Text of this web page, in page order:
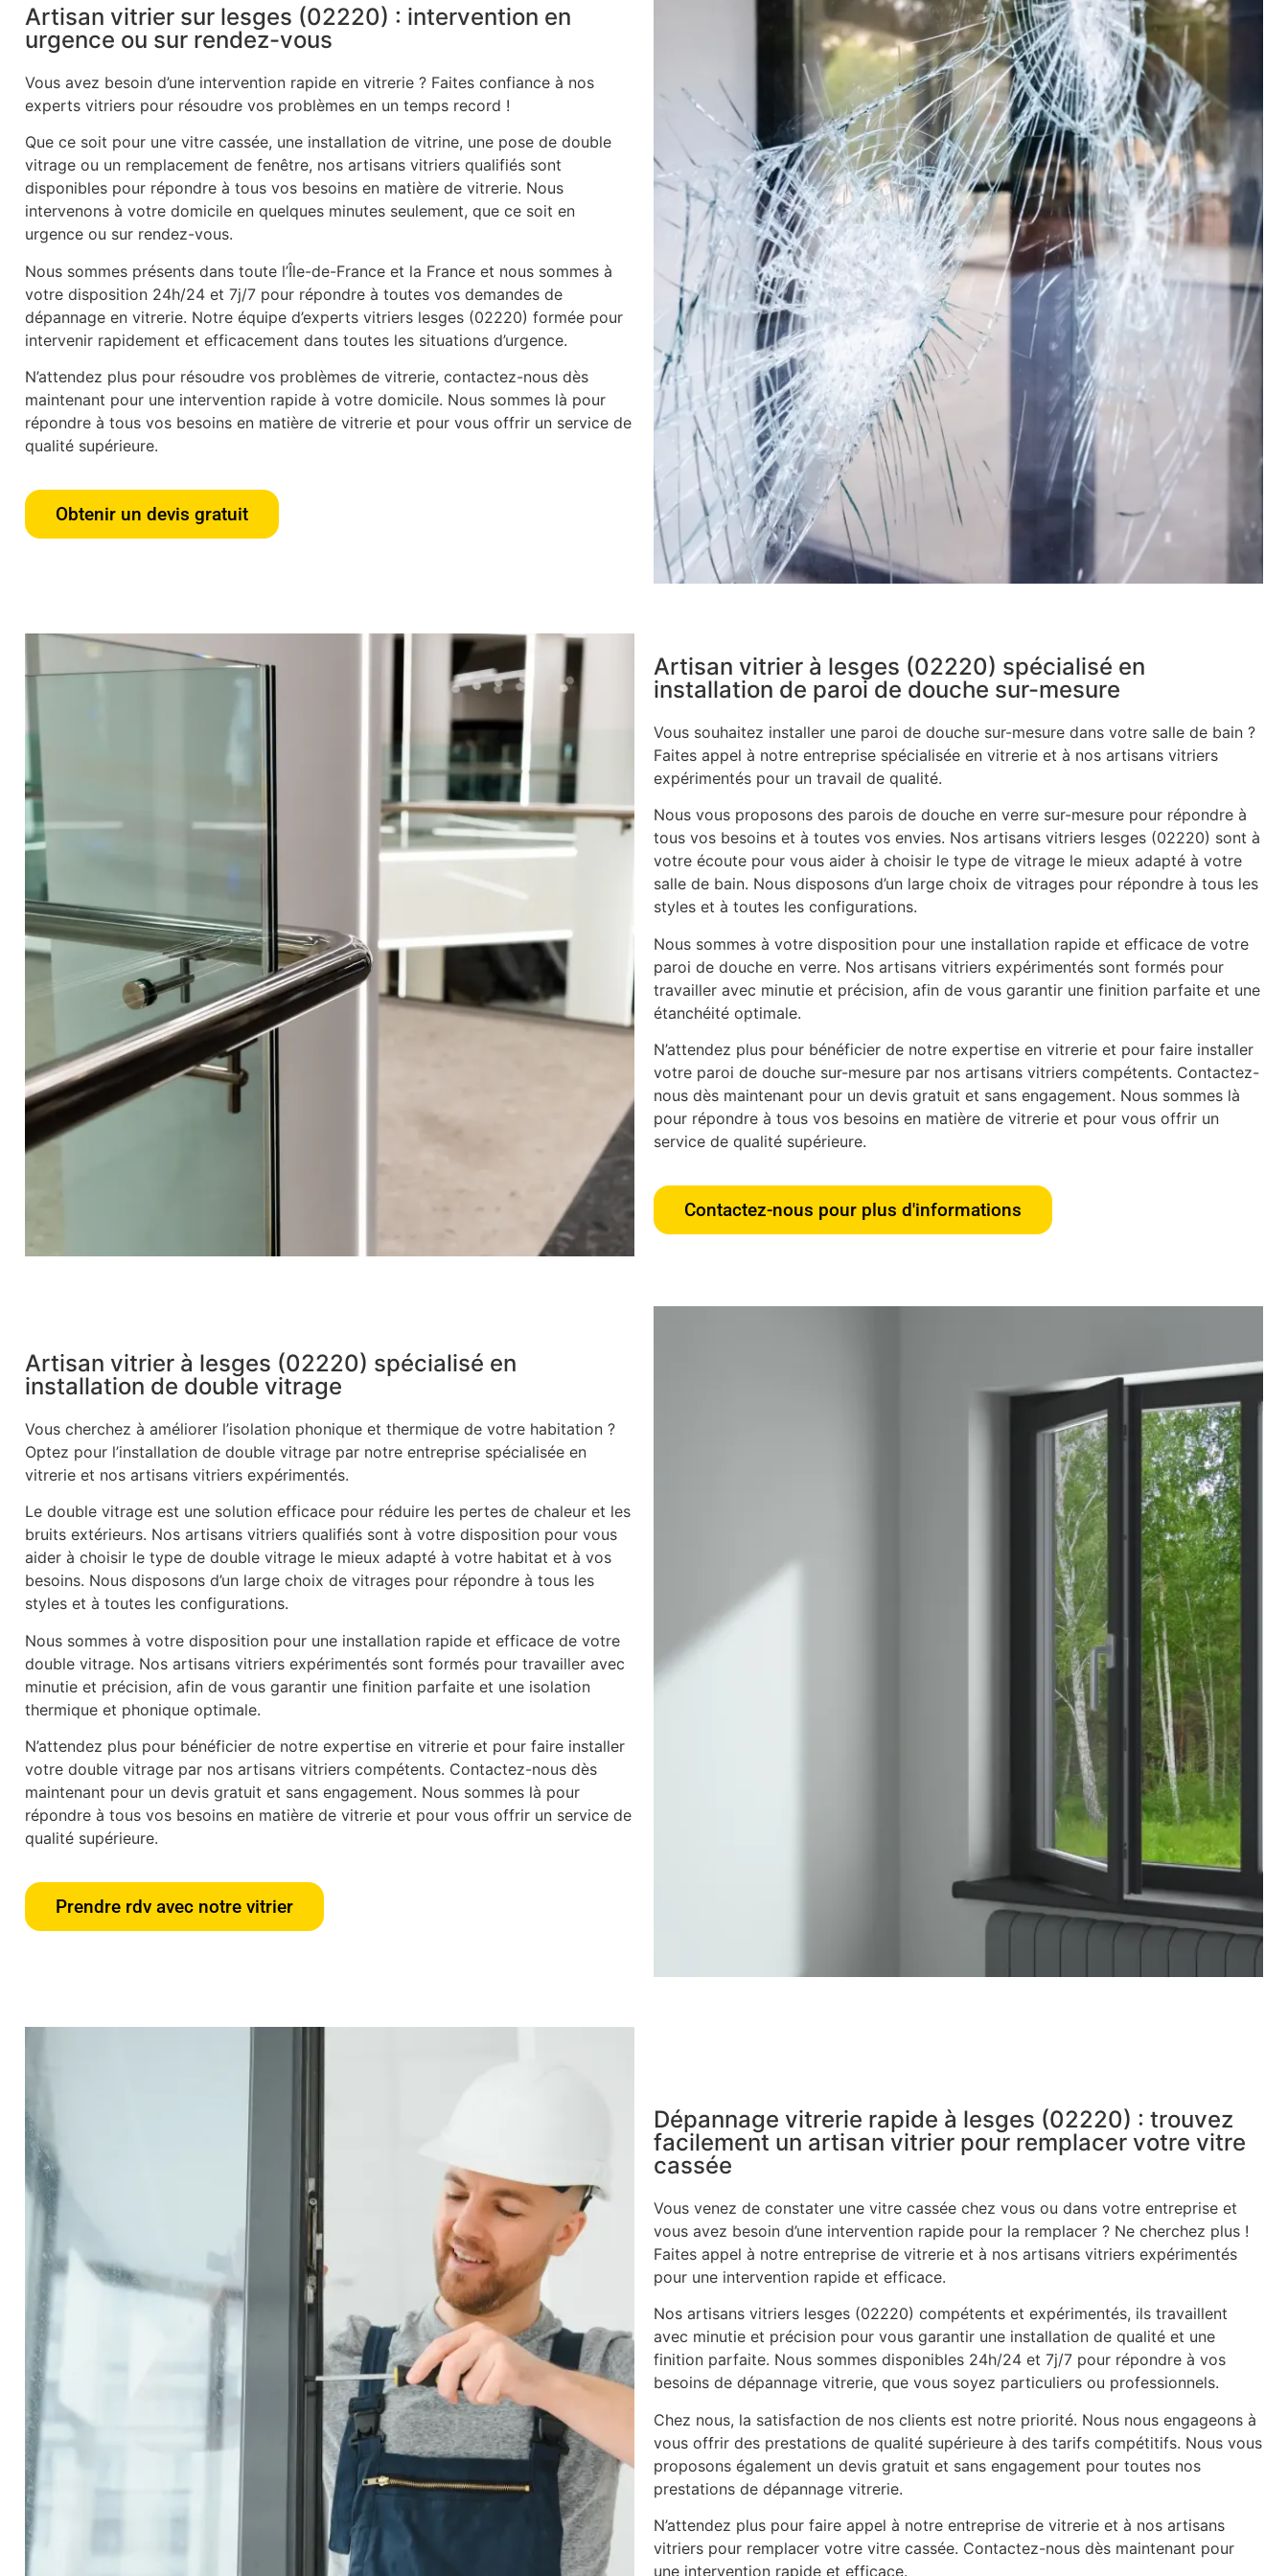
Artisan vitrier sur lesges (02220) : intervention en
urgence ou sur rendez-vous
Vous avez besoin d’une intervention rapide en vitrerie ? Faites confiance à nos
experts vitriers pour résoudre vos problèmes en un temps record !
Que ce soit pour une vitre cassée, une installation de vitrine, une pose de double
vitrage ou un remplacement de fenêtre, nos artisans vitriers qualifiés sont
disponibles pour répondre à tous vos besoins en matière de vitrerie. Nous
intervenons à votre domicile en quelques minutes seulement, que ce soit en
urgence ou sur rendez-vous.
Nous sommes présents dans toute l’Île-de-France et la France et nous sommes à
votre disposition 24h/24 et 7j/7 pour répondre à toutes vos demandes de
dépannage en vitrerie. Notre équipe d’experts vitriers lesges (02220) formée pour
intervenir rapidement et efficacement dans toutes les situations d’urgence.
N’attendez plus pour résoudre vos problèmes de vitrerie, contactez-nous dès
maintenant pour une intervention rapide à votre domicile. Nous sommes là pour
répondre à tous vos besoins en matière de vitrerie et pour vous offrir un service de
qualité supérieure.
Obtenir un devis gratuit
Artisan vitrier à lesges (02220) spécialisé en
installation de paroi de douche sur-mesure
Vous souhaitez installer une paroi de douche sur-mesure dans votre salle de bain ?
Faites appel à notre entreprise spécialisée en vitrerie et à nos artisans vitriers
expérimentés pour un travail de qualité.
Nous vous proposons des parois de douche en verre sur-mesure pour répondre à
tous vos besoins et à toutes vos envies. Nos artisans vitriers lesges (02220) sont à
votre écoute pour vous aider à choisir le type de vitrage le mieux adapté à votre
salle de bain. Nous disposons d’un large choix de vitrages pour répondre à tous les
styles et à toutes les configurations.
Nous sommes à votre disposition pour une installation rapide et efficace de votre
paroi de douche en verre. Nos artisans vitriers expérimentés sont formés pour
travailler avec minutie et précision, afin de vous garantir une finition parfaite et une
étanchéité optimale.
N’attendez plus pour bénéficier de notre expertise en vitrerie et pour faire installer
votre paroi de douche sur-mesure par nos artisans vitriers compétents. Contactez-
nous dès maintenant pour un devis gratuit et sans engagement. Nous sommes là
pour répondre à tous vos besoins en matière de vitrerie et pour vous offrir un
service de qualité supérieure.
Contactez-nous pour plus d'informations
Artisan vitrier à lesges (02220) spécialisé en
installation de double vitrage
Vous cherchez à améliorer l’isolation phonique et thermique de votre habitation ?
Optez pour l’installation de double vitrage par notre entreprise spécialisée en
vitrerie et nos artisans vitriers expérimentés.
Le double vitrage est une solution efficace pour réduire les pertes de chaleur et les
bruits extérieurs. Nos artisans vitriers qualifiés sont à votre disposition pour vous
aider à choisir le type de double vitrage le mieux adapté à votre habitat et à vos
besoins. Nous disposons d’un large choix de vitrages pour répondre à tous les
styles et à toutes les configurations.
Nous sommes à votre disposition pour une installation rapide et efficace de votre
double vitrage. Nos artisans vitriers expérimentés sont formés pour travailler avec
minutie et précision, afin de vous garantir une finition parfaite et une isolation
thermique et phonique optimale.
N’attendez plus pour bénéficier de notre expertise en vitrerie et pour faire installer
votre double vitrage par nos artisans vitriers compétents. Contactez-nous dès
maintenant pour un devis gratuit et sans engagement. Nous sommes là pour
répondre à tous vos besoins en matière de vitrerie et pour vous offrir un service de
qualité supérieure.
Prendre rdv avec notre vitrier
Dépannage vitrerie rapide à lesges (02220) : trouvez
facilement un artisan vitrier pour remplacer votre vitre
cassée
Vous venez de constater une vitre cassée chez vous ou dans votre entreprise et
vous avez besoin d’une intervention rapide pour la remplacer ? Ne cherchez plus !
Faites appel à notre entreprise de vitrerie et à nos artisans vitriers expérimentés
pour une intervention rapide et efficace.
Nos artisans vitriers lesges (02220) compétents et expérimentés, ils travaillent
avec minutie et précision pour vous garantir une installation de qualité et une
finition parfaite. Nous sommes disponibles 24h/24 et 7j/7 pour répondre à vos
besoins de dépannage vitrerie, que vous soyez particuliers ou professionnels.
Chez nous, la satisfaction de nos clients est notre priorité. Nous nous engageons à
vous offrir des prestations de qualité supérieure à des tarifs compétitifs. Nous vous
proposons également un devis gratuit et sans engagement pour toutes nos
prestations de dépannage vitrerie.
N’attendez plus pour faire appel à notre entreprise de vitrerie et à nos artisans
vitriers pour remplacer votre vitre cassée. Contactez-nous dès maintenant pour
une intervention rapide et efficace.